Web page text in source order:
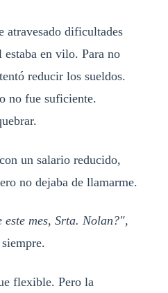
atravesado dificultades
en vilo. Para no
reducir los sueldos.
no fue suficiente.
un salario reducido,
no dejaba de llamarme.
este mes, Srta. Nolan?",
flexible. Pero la